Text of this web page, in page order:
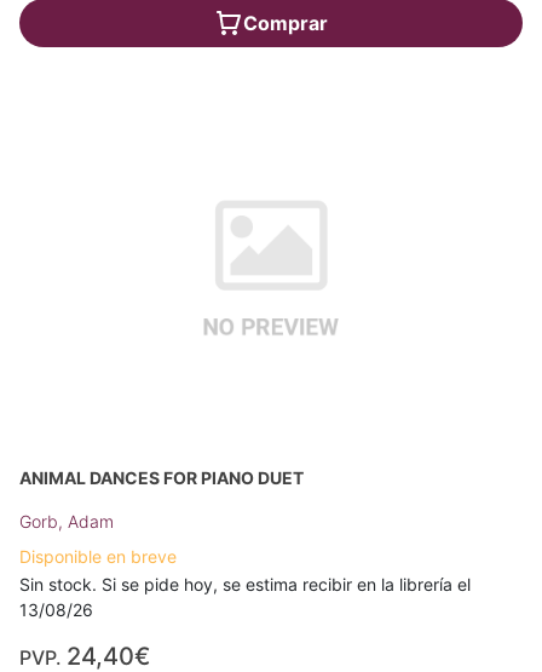
Comprar
ANIMAL DANCES FOR PIANO DUET
Gorb, Adam
Disponible en breve
Sin stock. Si se pide hoy, se estima recibir en la librería el
13/08/26
PVP. 24,40€